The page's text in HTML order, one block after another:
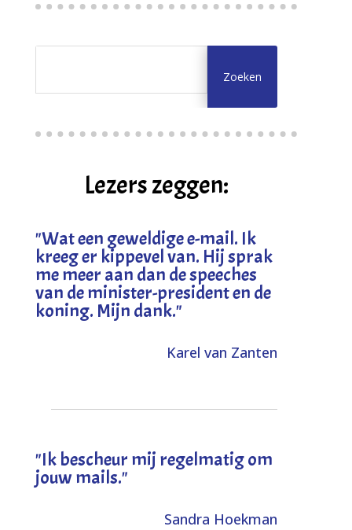
Lezers zeggen:
"Wat een geweldige e-mail. Ik
kreeg er kippevel van. Hij sprak
me meer aan dan de speeches
van de minister-president en de
koning. Mijn dank."
Karel van Zanten
"Ik bescheur mij regelmatig om
jouw mails."
Sandra Hoekman